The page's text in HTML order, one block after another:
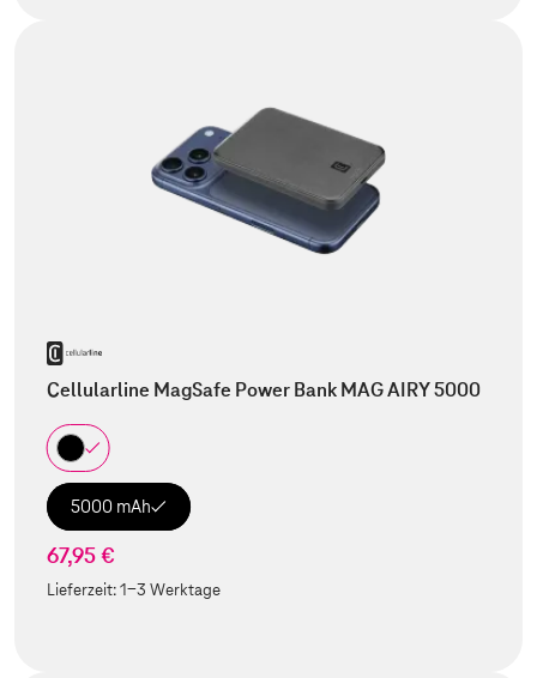
Cellularline MagSafe Power Bank MAG AIRY 5000
5000 mAh
67,95 €
Lieferzeit:1-3 Werktage